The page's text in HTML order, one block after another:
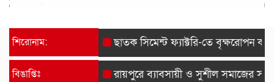
শিরোনাম: ছাতক সিমেন্ট ফ্যাক্টরি-তে বৃক্ষরোপন
বিঙাপ্তিঃ রায়পুরে ব্যাবসায়ী ও সুশীল সমাজের